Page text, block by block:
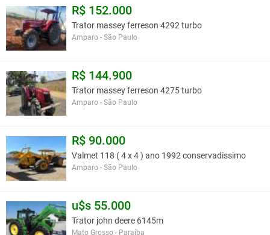
R$ 152.000
Trator massey ferreson 4292 turbo
Amparo - São Paulo
R$ 144.900
Trator massey ferreson 4275 turbo
Amparo - São Paulo
R$ 90.000
Valmet 118 ( 4 x 4 ) ano 1992 conservadissimo
Amparo - São Paulo
u$s 55.000
Trator john deere 6145m
Mato Grosso - Paraíba